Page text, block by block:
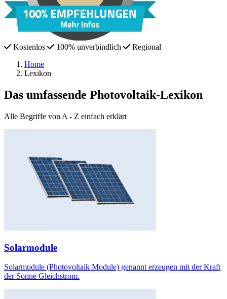
Kostenlos 100% unverbindlich
Regional
Home
Lexikon
Das umfassende Photovoltaik-Lexikon
Alle Begriffe von A - Z einfach erklärt
Solarmodule
Solarmodule (Photovoltaik Module) genannt erzeugen mit der Kraft
der Sonne Gleichstrom.